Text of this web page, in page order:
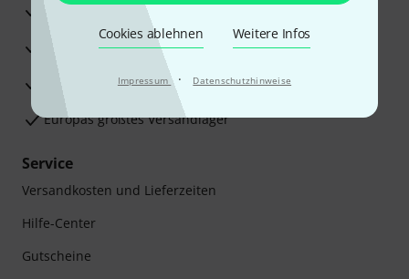
Cookies ablehnen Weitere Infos
Impressum · Datenschutzhinweise
Reparaturservice
Beratung durch Fachexperten
Zufriedenheitsgarantie
Europas größtes Versandlager
Service
Versandkosten und Lieferzeiten
Hilfe-Center
Gutscheine